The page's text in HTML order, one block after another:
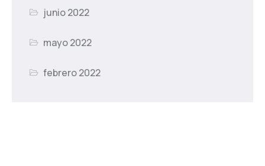
junio 2022
mayo 2022
febrero 2022